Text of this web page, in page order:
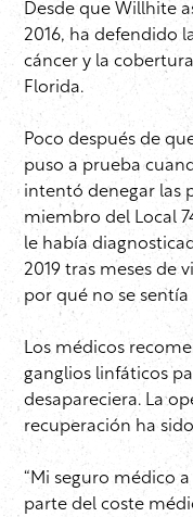
Desde que Willhite
2016, ha defendido
cáncer y la
Florida.
Poco después de
puso a prueba
intentó denegar las
miembro del Local
le había
2019 tras meses de
por qué no se sentía
Los médicos
ganglios linfáticos
desapareciera. La
recuperación ha
“Mi seguro médico
parte del coste